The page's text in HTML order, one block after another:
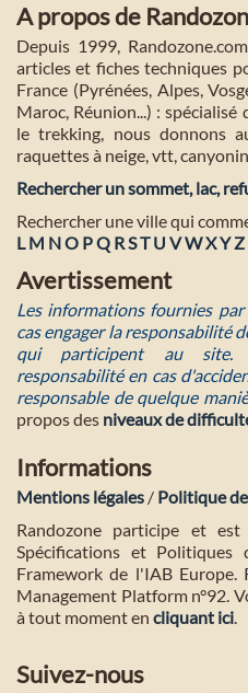
A propos de
Depuis 1999,
articles et fiches techniques
France (Pyrénées, Alpes,
Maroc, Réunion...) :
le trekking, nous donnons
raquettes à neige, vtt,
Rechercher un sommet, lac,
Rechercher une ville qui
L M NO PQ RST U VWXYZ
Avertissement
Les informations fournies
cas engager la responsabilité
qui participent au site.
responsabilité en cas
responsable de quelque
propos des niveaux de
Informations
Mentions légales / Politique
Randozone participe et
Spécifications et Politiques
Framework de l'IAB Europe.
Management Platform n°92.
à tout moment en cliquant ici.
Suivez-nous